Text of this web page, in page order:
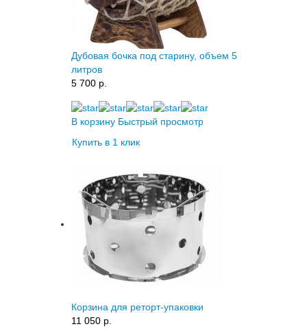
Дубовая бочка под старину, объем 5
литров
5 700 p.
В корзину Быстрый просмотр
Купить в 1 клик
Корзина для реторт-упаковки
11 050 p.